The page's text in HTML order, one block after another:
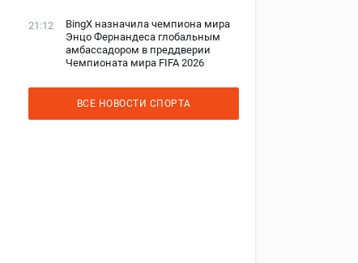
21:12
BingX назначила чемпиона мира
Энцо Фернандеса глобальным
амбассадором в преддверии
Чемпионата мира FIFA 2026
ВСЕ НОВОСТИ СПОРТА